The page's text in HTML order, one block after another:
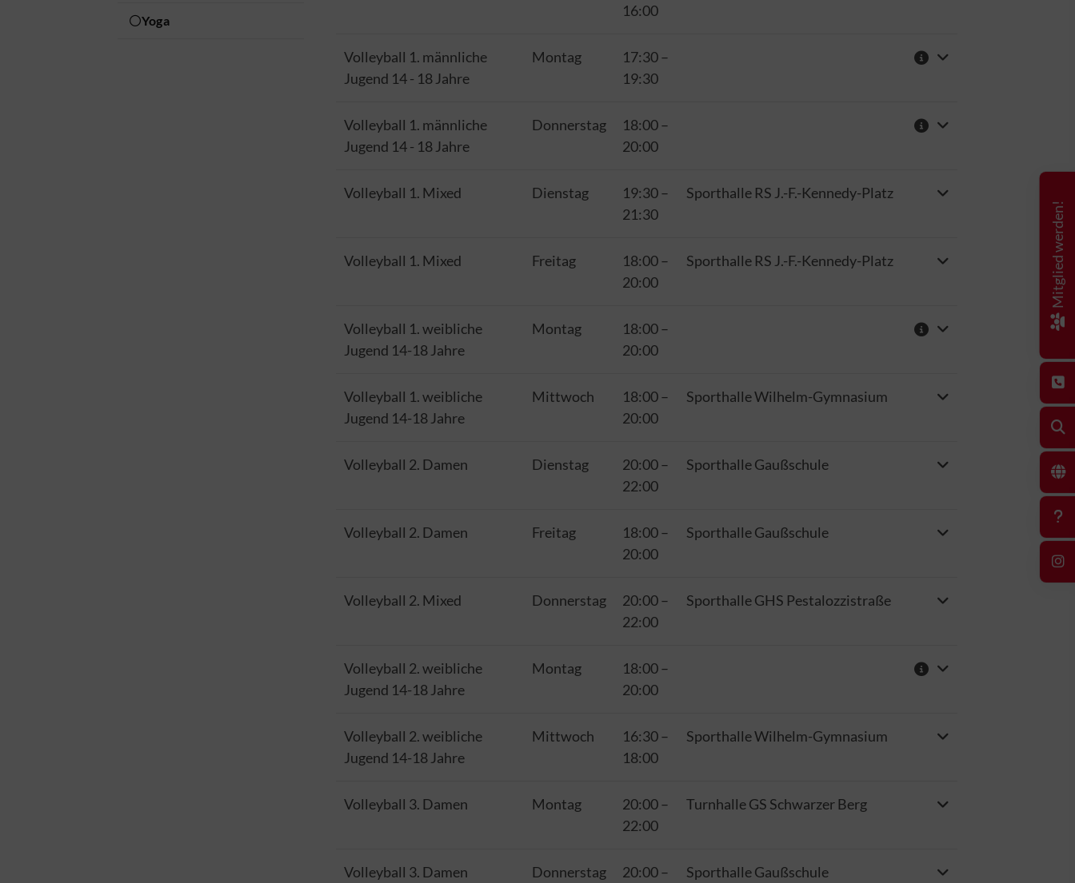
16:00
Volleyball 1. männliche
Jugend 14 - 18 Jahre
Montag 17:30–
19:30
Volleyball 1. männliche
Jugend 14 - 18 Jahre
Donnerstag 18:00–
20:00
Volleyball 1. Mixed Dienstag 19:30–
21:30
Sporthalle RS J.-F.-Kennedy-Platz
Volleyball 1. Mixed Freitag 18:00–
20:00
Sporthalle RS J.-F.-Kennedy-Platz
Volleyball 1. weibliche
Jugend 14-18 Jahre
Montag 18:00–
20:00
Volleyball 1. weibliche
Jugend 14-18 Jahre
Mittwoch 18:00–
20:00
Sporthalle Wilhelm-Gymnasium
Volleyball 2. Damen Dienstag 20:00–
22:00
Sporthalle Gaußschule
Volleyball 2. Damen Freitag 18:00–
20:00
Sporthalle Gaußschule
Volleyball 2. Mixed Donnerstag 20:00–
22:00
Sporthalle GHS Pestalozzistraße
Volleyball 2. weibliche
Jugend 14-18 Jahre
Montag 18:00–
20:00
Volleyball 2. weibliche
Jugend 14-18 Jahre
Mittwoch 16:30–
18:00
Sporthalle Wilhelm-Gymnasium
Volleyball 3. Damen Montag 20:00–
22:00
Turnhalle GS Schwarzer Berg
Volleyball 3. Damen Donnerstag 20:00–
Sporthalle Gaußschule
Yoga
Mitglied werden!